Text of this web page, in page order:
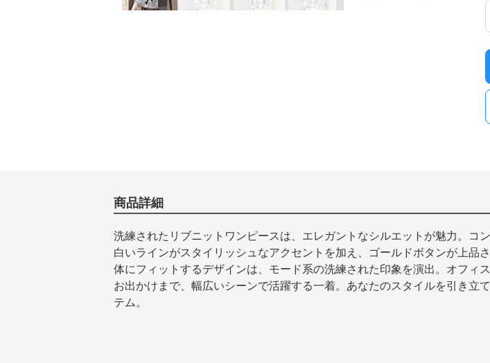
商品詳細
洗練されたリブニットワンピースは、エレガントなシルエットが魅力。コ
白いラインがスタイリッシュなアクセントを加え、ゴールドボタンが上品さ
体にフィットするデザインは、モード系の洗練された印象を演出。オフィ
お出かけまで、幅広いシーンで活躍する一着。あなたのスタイルを引き立
テム。